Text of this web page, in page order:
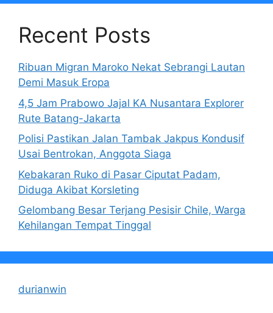
Recent Posts
Ribuan Migran Maroko Nekat Sebrangi Lautan
Demi Masuk Eropa
4,5 Jam Prabowo Jajal KA Nusantara Explorer
Rute Batang-Jakarta
Polisi Pastikan Jalan Tambak Jakpus Kondusif
Usai Bentrokan, Anggota Siaga
Kebakaran Ruko di Pasar Ciputat Padam,
Diduga Akibat Korsleting
Gelombang Besar Terjang Pesisir Chile, Warga
Kehilangan Tempat Tinggal
durianwin